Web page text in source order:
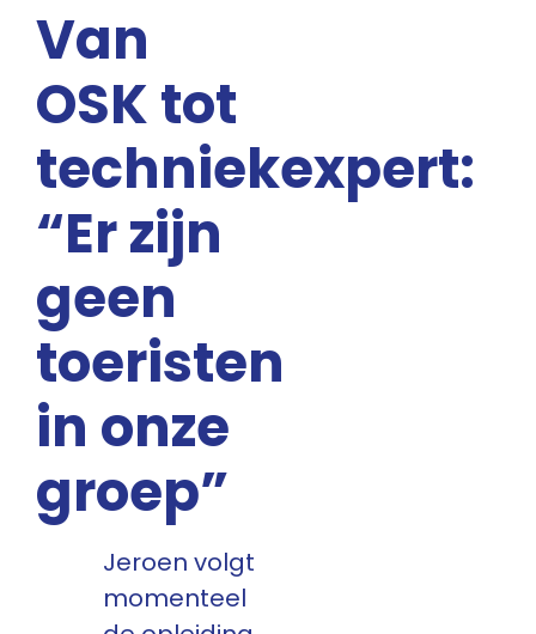
Van
OSK tot
techniekexpert:
“Er zijn
geen
toeristen
in onze
groep”
Jeroen volgt
momenteel